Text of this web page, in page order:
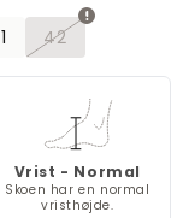
42
Varianten
eller
utilgængelig
Vrist - Normal
Skoen har en normal
vristhøjde.